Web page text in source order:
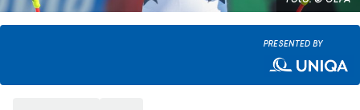
PRESENTED BY